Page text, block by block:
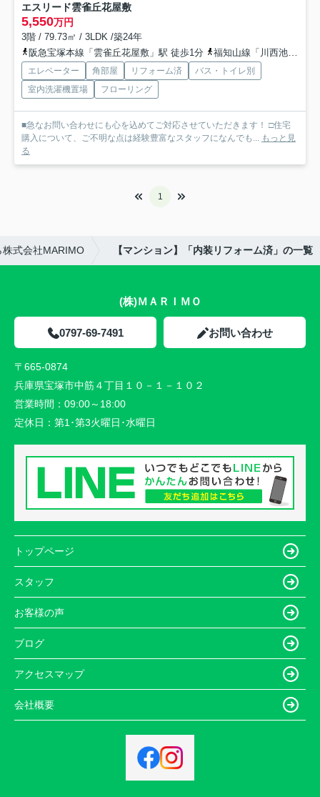
エスリード雲雀丘花屋敷
5,550万円
3階 / 79.73㎡ / 3LDK /築24年
阪急宝塚本線「雲雀丘花屋敷」駅 徒歩1分
福知山線「川西池田」駅 徒歩14分
エレベーター 角部屋 リフォーム済
バス・トイレ別
室内洗濯機置場
フローリング
■急なお問い合わせにも心を込めてご対応させていただきます！ □住宅
購入について、ご不明な点は経験豊富なスタッフになんでも... もっと見
る
1
式会社MARIMO 【マンション】「内装リフォーム済」の一覧
(株)ＭＡＲＩＭＯ
0797-69-7491 お問い合わせ
〒665-0874
兵庫県宝塚市中筋４丁目１０－１－１０２
営業時間： 09:00～18:00
定休日： 第1･第3火曜日･水曜日
トップページ
スタッフ
お客様の声
ブログ
アクセスマップ
会社概要